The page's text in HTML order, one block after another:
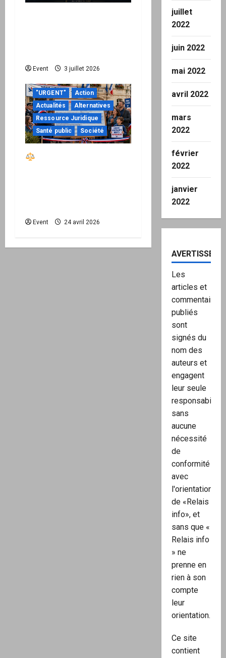
e
Event 3 juillet 2026
"URGENT"
Action
Actualités
Alternatives
Ressource Juridique
Santé public
Société
Event 24 avril 2026
juillet
2022
juin 2022
mai 2022
avril 2022
mars
2022
février
2022
janvier
2022
Les
articles et
commentaires
publiés
sont
signés du
nom des
auteurs et
engagent
leur seule
responsabilité,
sans
aucune
nécessité
de
conformité
avec
l'orientation
de «Relais
info», et
sans que «
Relais info
» ne
prenne en
rien à son
compte
leur
orientation.
Ce site
contient